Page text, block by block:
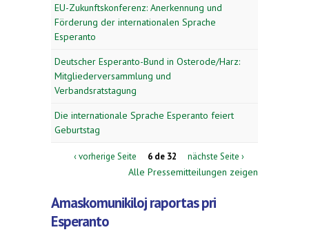
EU-Zukunftskonferenz: Anerkennung und
Förderung der internationalen Sprache
Esperanto
Deutscher Esperanto-Bund in Osterode/Harz:
Mitgliederversammlung und
Verbandsratstagung
Die internationale Sprache Esperanto feiert
Geburtstag
‹ vorherige Seite 6 de 32 nächste Seite ›
Alle Pressemitteilungen zeigen
Amaskomunikiloj raportas pri
Esperanto